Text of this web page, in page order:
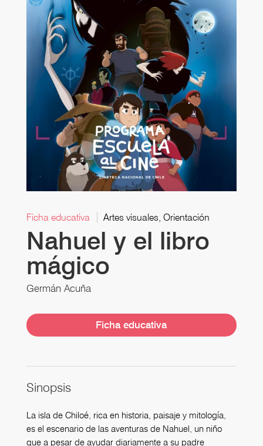
Ficha educativa Artes visuales, Orientación
Nahuel y el libro
mágico
Germán Acuña
Ficha educativa
Sinopsis
La isla de Chiloé, rica en historia, paisaje y mitología,
es el escenario de las aventuras de Nahuel, un niño
que a pesar de ayudar diariamente a su padre